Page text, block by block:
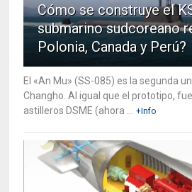
Cómo se construye el
submarino sudcoreano
Polonia, Canada y Perú?
El «An Mu» (SS-085) es la segunda
Changho. Al igual que el prototipo,
astilleros DSME (ahora ...
+Info